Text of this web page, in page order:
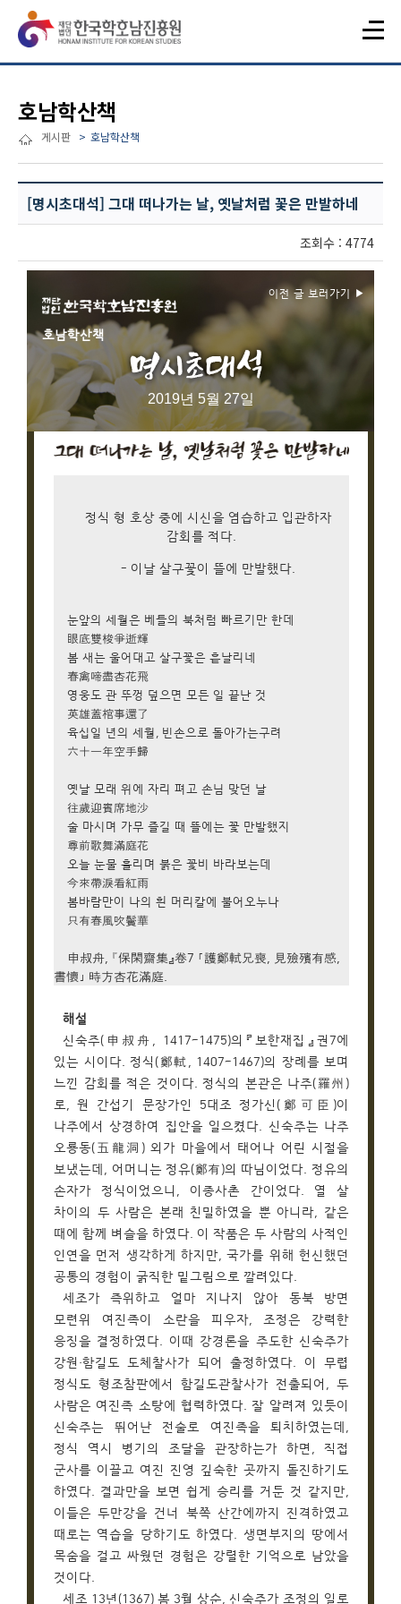
호남학산책
게시판 호남학산책
[명시초대석] 그대 떠나가는 날, 옛날처럼 꽃은 만발하네
조회수 : 4774
이전 글 보러가기 ▶︎
호남학산책
2019년 5월 27일
정식 형 호상 중에 시신을 염습하고 입관하자
감회를 적다.
- 이날 살구꽃이 뜰에 만발했다.
눈앞의 세월은 베틀의 북처럼 빠르기만 한데
眼底雙梭爭逝輝
봄 새는 울어대고 살구꽃은 흩날리네
春禽啼盡杏花飛
영웅도 관 뚜껑 덮으면 모든 일 끝난 것
英雄蓋棺事還了
육십일 년의 세월, 빈손으로 돌아가는구려
六十一年空手歸
옛날 모래 위에 자리 펴고 손님 맞던 날
往歲迎賓席地沙
술 마시며 가무 즐길 때 뜰에는 꽃 만발했지
尊前歌舞滿庭花
오늘 눈물 흘리며 붉은 꽃비 바라보는데
今來帶淚看紅雨
봄바람만이 나의 흰 머리칼에 불어오누나
只有春風吹鬢華
申叔舟, 󰡔保閑齋集』卷7 ｢護鄭軾兄喪, 見殮殯有感,
書懷｣ 時方杏花滿庭.
해설
신숙주(申叔舟, 1417~1475)의『보한재집』권7에
있는 시이다. 정식(鄭軾, 1407~1467)의 장례를 보며
느낀 감회를 적은 것이다. 정식의 본관은 나주(羅州)
로, 원 간섭기 문장가인 5대조 정가신(鄭可臣)이
나주에서 상경하여 집안을 일으켰다. 신숙주는 나주
오룡동(五龍洞) 외가 마을에서 태어나 어린 시절을
보냈는데, 어머니는 정유(鄭有)의 따님이었다. 정유의
손자가 정식이었으니, 이종사촌 간이었다. 열 살
차이의 두 사람은 본래 친밀하였을 뿐 아니라, 같은
때에 함께 벼슬을 하였다. 이 작품은 두 사람의 사적인
인연을 먼저 생각하게 하지만, 국가를 위해 헌신했던
공통의 경험이 굵직한 밑그림으로 깔려있다.
세조가 즉위하고 얼마 지나지 않아 동북 방면
모련위 여진족이 소란을 피우자, 조정은 강력한
응징을 결정하였다. 이때 강경론을 주도한 신숙주가
강원·함길도 도체찰사가 되어 출정하였다. 이 무렵
정식도 형조참판에서 함길도관찰사가 전출되어, 두
사람은 여진족 소탕에 협력하였다. 잘 알려져 있듯이
신숙주는 뛰어난 전술로 여진족을 퇴치하였는데,
정식 역시 병기의 조달을 관장하는가 하면, 직접
군사를 이끌고 여진 진영 깊숙한 곳까지 돌진하기도
하였다. 결과만을 보면 쉽게 승리를 거둔 것 같지만,
이들은 두만강을 건너 북쪽 산간에까지 진격하였고
때로는 역습을 당하기도 하였다. 생면부지의 땅에서
목숨을 걸고 싸웠던 경험은 강렬한 기억으로 남았을
것이다.
세조 13년(1367) 봄 3월 상순, 신숙주가 조정의 일로